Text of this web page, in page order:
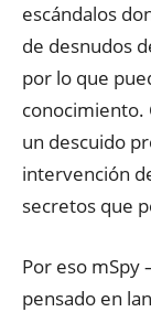
escándalos
de desnudos
por lo que
conocimiento.
un descuido
intervención
secretos que
Por eso mSpy
pensado en